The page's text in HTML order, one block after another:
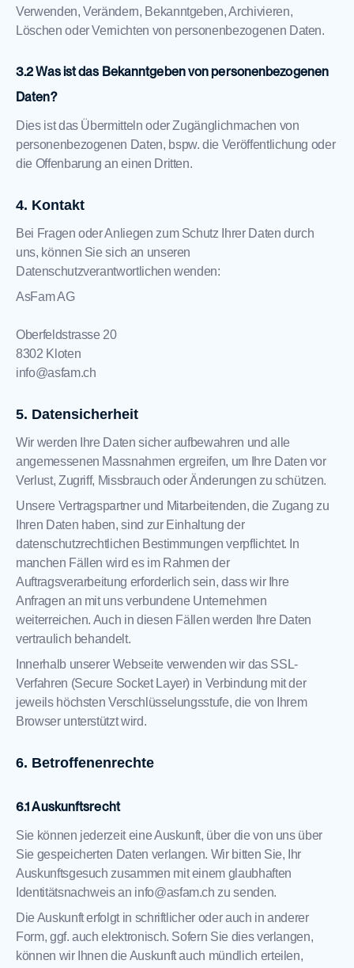
Verwenden, Verändern, Bekanntgeben, Archivieren,
Löschen oder Vernichten von personenbezogenen Daten.
Was ist das Bekanntgeben von personenbezogenen
Daten?
Dies ist das Übermitteln oder Zugänglichmachen von
personenbezogenen Daten, bspw. die Veröffentlichung oder
die Offenbarung an einen Dritten.
Kontakt
Bei Fragen oder Anliegen zum Schutz Ihrer Daten durch
uns, können Sie sich an unseren
Datenschutzverantwortlichen wenden:
AsFam AG
Oberfeldstrasse 20
8302 Kloten
info@asfam.ch
Datensicherheit
Wir werden Ihre Daten sicher aufbewahren und alle
angemessenen Massnahmen ergreifen, um Ihre Daten vor
Verlust, Zugriff, Missbrauch oder Änderungen zu schützen.
Unsere Vertragspartner und Mitarbeitenden, die Zugang zu
Ihren Daten haben, sind zur Einhaltung der
datenschutzrechtlichen Bestimmungen verpflichtet. In
manchen Fällen wird es im Rahmen der
Auftragsverarbeitung erforderlich sein, dass wir Ihre
Anfragen an mit uns verbundene Unternehmen
weiterreichen. Auch in diesen Fällen werden Ihre Daten
vertraulich behandelt.
Innerhalb unserer Webseite verwenden wir das SSL-
Verfahren (Secure Socket Layer) in Verbindung mit der
jeweils höchsten Verschlüsselungsstufe, die von Ihrem
Browser unterstützt wird.
Betroffenenrechte
Auskunftsrecht
Sie können jederzeit eine Auskunft, über die von uns über
Sie gespeicherten Daten verlangen. Wir bitten Sie, Ihr
Auskunftsgesuch zusammen mit einem glaubhaften
Identitätsnachweis an info@asfam.ch zu senden.
Die Auskunft erfolgt in schriftlicher oder auch in anderer
Form, ggf. auch elektronisch. Sofern Sie dies verlangen,
können wir Ihnen die Auskunft auch mündlich erteilen,